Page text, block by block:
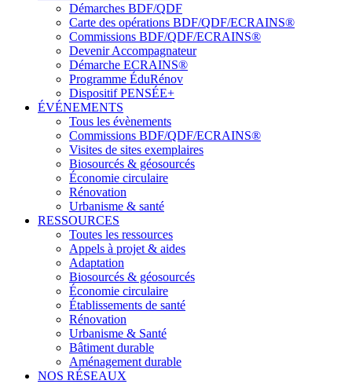
Démarches BDF/QDF
Carte des opérations BDF/QDF/ECRAINS®
Commissions BDF/QDF/ECRAINS®
Devenir Accompagnateur
Démarche ECRAINS®
Programme ÉduRénov
Dispositif PENSÉE+
ÉVÉNEMENTS
Tous les évènements
Commissions BDF/QDF/ECRAINS®
Visites de sites exemplaires
Biosourcés & géosourcés
Économie circulaire
Rénovation
Urbanisme & santé
RESSOURCES
Toutes les ressources
Appels à projet & aides
Adaptation
Biosourcés & géosourcés
Économie circulaire
Établissements de santé
Rénovation
Urbanisme & Santé
Bâtiment durable
Aménagement durable
NOS RÉSEAUX